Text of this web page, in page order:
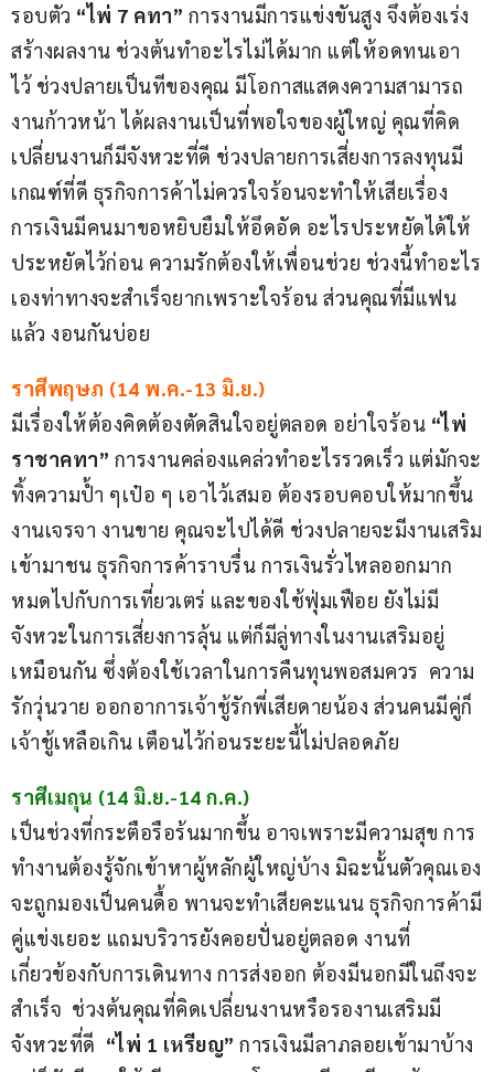
รอบตัว “ไพ่ 7 คทา” การงานมีการแข่งขันสูง จึงต้องเร่ง
สร้างผลงาน ช่วงต้นทำอะไรไม่ได้มาก แต่ให้อดทนเอา
ไว้ ช่วงปลายเป็นทีของคุณ มีโอกาสแสดงความสามารถ
งานก้าวหน้า ได้ผลงานเป็นที่พอใจของผู้ใหญ่ คุณที่คิด
เปลี่ยนงานก็มีจังหวะที่ดี ช่วงปลายการเสี่ยงการลงทุนมี
เกณฑ์ที่ดี ธุรกิจการค้าไม่ควรใจร้อนจะทำให้เสียเรื่อง
การเงินมีคนมาขอหยิบยืมให้อึดอัด อะไรประหยัดได้ให้
ประหยัดไว้ก่อน ความรักต้องให้เพื่อนช่วย ช่วงนี้ทำอะไร
เองท่าทางจะสำเร็จยากเพราะใจร้อน ส่วนคุณที่มีแฟน
แล้ว งอนกันบ่อย
ราศีพฤษภ (14 พ.ค.-13 มิ.ย.)
มีเรื่องให้ต้องคิดต้องตัดสินใจอยู่ตลอด อย่าใจร้อน “ไพ่
ราชาคทา” การงานคล่องแคล่วทำอะไรรวดเร็ว แต่มักจะ
ทิ้งความป้ำ ๆเป๋อ ๆ เอาไว้เสมอ ต้องรอบคอบให้มากขึ้น
งานเจรจา งานขาย คุณจะไปได้ดี ช่วงปลายจะมีงานเสริม
เข้ามาชน ธุรกิจการค้าราบรื่น การเงินรั่วไหลออกมาก
หมดไปกับการเที่ยวเตร่ และของใช้ฟุ่มเฟือย ยังไม่มี
จังหวะในการเสี่ยงการลุ้น แต่ก็มีลู่ทางในงานเสริมอยู่
เหมือนกัน ซึ่งต้องใช้เวลาในการคืนทุนพอสมควร  ความ
รักวุ่นวาย ออกอาการเจ้าชู้รักพี่เสียดายน้อง ส่วนคนมีคู่ก็
เจ้าชู้เหลือเกิน เตือนไว้ก่อนระยะนี้ไม่ปลอดภัย
ราศีเมถุน (14 มิ.ย.-14 ก.ค.)
เป็นช่วงที่กระตือรือร้นมากขึ้น อาจเพราะมีความสุข การ
ทำงานต้องรู้จักเข้าหาผู้หลักผู้ใหญ่บ้าง มิฉะนั้นตัวคุณเอง
จะถูกมองเป็นคนดื้อ พานจะทำเสียคะแนน ธุรกิจการค้ามี
คู่แข่งเยอะ แถมบริวารยังคอยปั่นอยู่ตลอด งานที่
เกี่ยวข้องกับการเดินทาง การส่งออก ต้องมีนอกมีในถึงจะ
สำเร็จ  ช่วงต้นคุณที่คิดเปลี่ยนงานหรือรองานเสริมมี
จังหวะที่ดี “ไพ่ 1 เหรียญ” การเงินมีลาภลอยเข้ามาบ้าง